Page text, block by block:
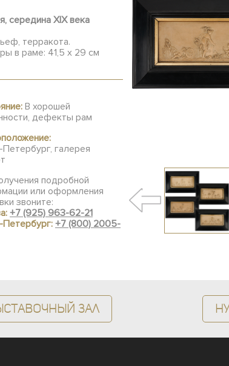
середина XIX века
терракота.
в раме: 41,5 x 29 см
В хорошей
дефекты рам
галерея
подробной
или оформления
звоните:
+7 (925) 963-62-21
Петербург:+7 (800) 2005-
зал